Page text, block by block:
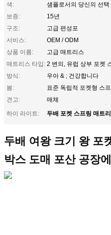
색:
샘플로서의 당신의 선택
보증:
15년
구조:
고급 편성포
서비스:
OEM / ODM
상품 이름:
고급 매트리스
매트리스 타입: 2 변의, 유럽 상부 포켓
방식:
우아 & ; 건강합니다
봄:
표준 독립적 포켓형 스
견고:
매체
하이 라이트:
두배 포켓 스프링 매트
두배 여왕 크기 왕 포
박스 도매 포산 공장